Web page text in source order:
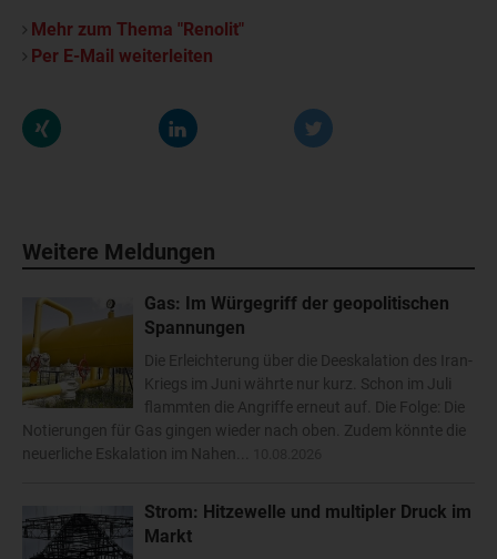
Mehr zum Thema "Renolit"
Per E-Mail weiterleiten
Weitere Meldungen
Gas: Im Würgegriff der geopolitischen
Spannungen
Die Erleichterung über die Deeskalation des Iran-
Kriegs im Juni währte nur kurz. Schon im Juli
flammten die Angriffe erneut auf. Die Folge: Die
Notierungen für Gas gingen wieder nach oben. Zudem könnte die
neuerliche Eskalation im Nahen...
Strom: Hitzewelle und multipler Druck im
Markt